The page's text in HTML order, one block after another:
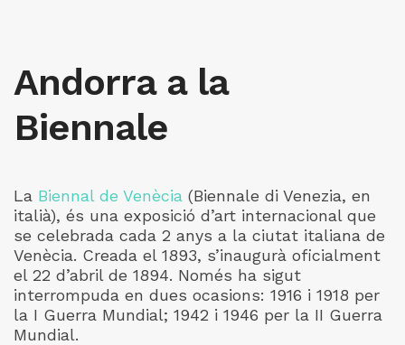
Andorra a la
Biennale
La Biennal de Venècia (Biennale di Venezia, en
italià), és una exposició d’art internacional que
se celebrada cada 2 anys a la ciutat italiana de
Venècia. Creada el 1893, s’inaugurà oficialment
el 22 d’abril de 1894. Només ha sigut
interrompuda en dues ocasions: 1916 i 1918 per
la I Guerra Mundial; 1942 i 1946 per la II Guerra
Mundial.